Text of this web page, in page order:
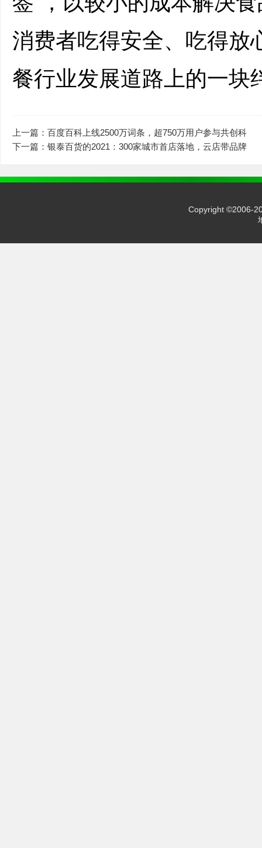
消费者吃得安全、吃得放
餐行业发展道路上的一块
上一篇：百度百科上线2500万词条，超750万用户参与共创科
下一篇：银泰百货的2021：300家城市首店落地，云店带品牌
Copyright ©2006-